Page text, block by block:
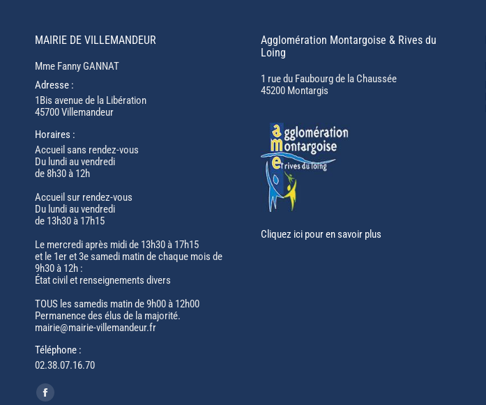
MAIRIE DE VILLEMANDEUR
Mme Fanny GANNAT
Adresse :
1Bis avenue de la Libération
45700 Villemandeur
Horaires :
Accueil sans rendez-vous
Du lundi au vendredi
de 8h30 à 12h
Accueil sur rendez-vous
Du lundi au vendredi
de 13h30 à 17h15
Le mercredi après midi de 13h30 à 17h15
et le 1er et 3e samedi matin de chaque mois de
9h30 à 12h :
État civil et renseignements divers
TOUS les samedis matin de 9h00 à 12h00
Permanence des élus de la majorité.
mairie@mairie-villemandeur.fr
Téléphone :
02.38.07.16.70
Trouvez nous sur :
Facebook
Agglomération Montargoise & Rives du
Loing
1 rue du Faubourg de la Chaussée
45200 Montargis
Cliquez ici pour en savoir plus